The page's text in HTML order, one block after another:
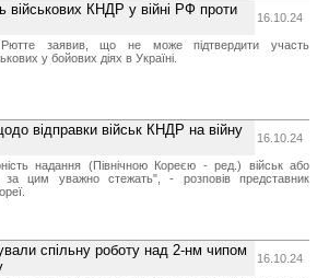
військових КНДР у війні РФ проти
16.10.24
заявив, що не може підтвердити участь
у бойових діях в Україні.
відправки військ КНДР на війну
16.10.24
надання (Північною Кореєю - ред.) військ або
за цим уважно стежать", - розповів представник
спільну роботу над 2-нм чипом
16.10.24